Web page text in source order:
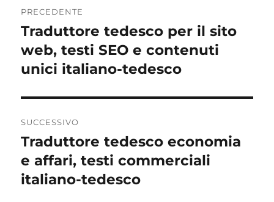
articoli
PRECEDENTE
Articolo
precedente:
Traduttore tedesco per il sito
web, testi SEO e contenuti
unici italiano-tedesco
SUCCESSIVO
Articolo
successivo:
Traduttore tedesco economia
e affari, testi commerciali
italiano-tedesco